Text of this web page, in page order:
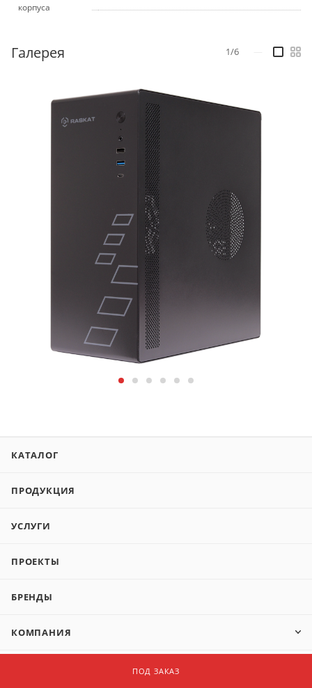
ПОД ЗАКАЗ
корпуса
Галерея 1/6
КАТАЛОГ
ПРОДУКЦИЯ
УСЛУГИ
ПРОЕКТЫ
БРЕНДЫ
КОМПАНИЯ